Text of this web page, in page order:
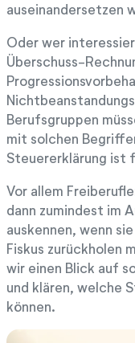
auseinandersetzen
Oder wer
Überschuss-
Berufsgruppen
mit solchen
Steuererklärung ist
Vor allem
dann zumindest im
auskennen, wenn
Fiskus zurückholen
wir einen Blick auf
und klären, welche
können.